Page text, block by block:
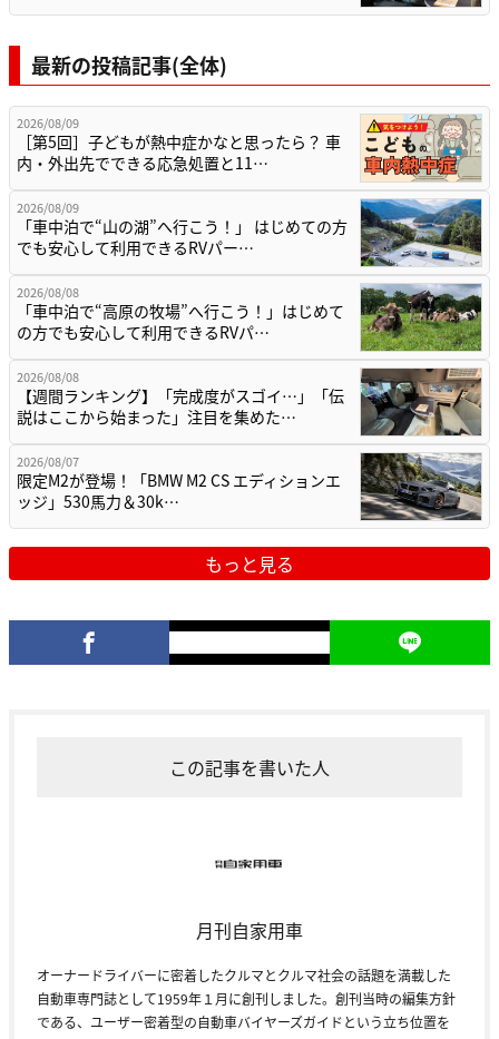
最新の投稿記事(全体)
2026/08/09
［第5回］子どもが熱中症かなと思ったら？ 車
内・外出先でできる応急処置と11…
2026/08/09
「車中泊で“山の湖”へ行こう！」 はじめての方
でも安心して利用できるRVパー…
2026/08/08
「車中泊で“高原の牧場”へ行こう！」はじめて
の方でも安心して利用できるRVパ…
2026/08/08
【週間ランキング】「完成度がスゴイ…」「伝
説はここから始まった」注目を集めた…
2026/08/07
限定M2が登場！「BMW M2 CS エディションエ
ッジ」530馬力＆30k…
もっと見る
この記事を書いた人
月刊自家用車
オーナードライバーに密着したクルマとクルマ社会の話題を満載した
自動車専門誌として1959年１月に創刊しました。創刊当時の編集方針
である、ユーザー密着型の自動車バイヤーズガイドという立ち位置を